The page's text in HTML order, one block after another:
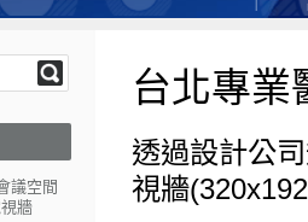
台北專業
透過設計公
視牆
議空間
牆